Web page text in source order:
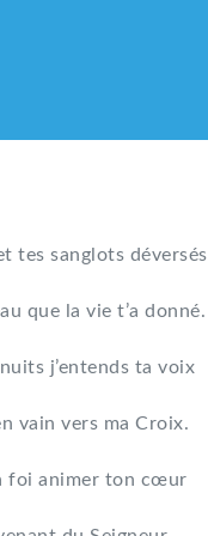
tes sanglots déversés
que la vie t’a donné.
j’entends ta voix
vain vers ma Croix.
foi animer ton cœur